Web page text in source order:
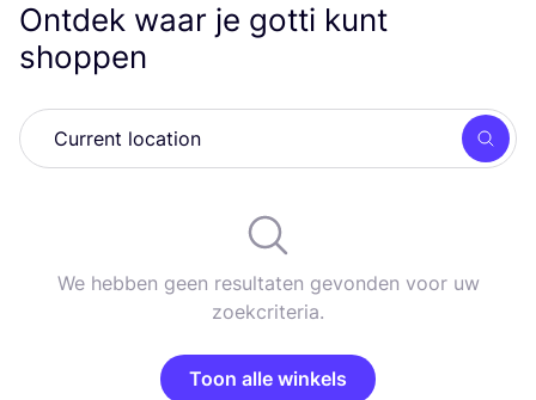
Ontdek waar je gotti kunt
shoppen
Zoek
We hebben geen resultaten gevonden voor uw
zoekcriteria.
Toon alle winkels